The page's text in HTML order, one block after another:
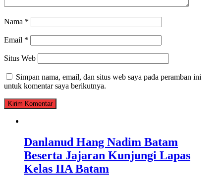
Nama *
Email *
Situs Web
Simpan nama, email, dan situs web saya pada peramban ini
untuk komentar saya berikutnya.
Danlanud Hang Nadim Batam
Beserta Jajaran Kunjungi Lapas
Kelas IIA Batam